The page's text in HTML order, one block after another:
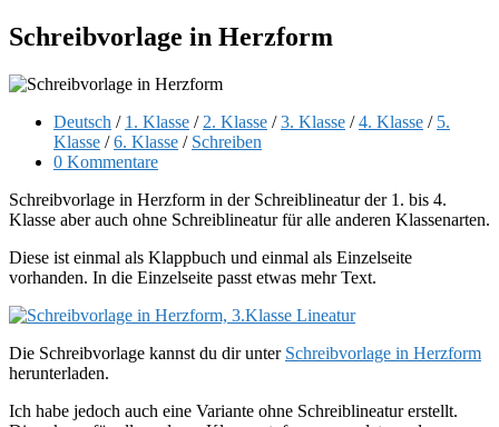
Schreibvorlage in Herzform
Beitrags-
Kategorie:
Deutsch / 1. Klasse / 2. Klasse / 3. Klasse / 4. Klasse / 5.
Klasse / 6. Klasse / Schreiben
Beitrags-
0 Kommentare
Schreibvorlage in Herzform in der Schreiblineatur der 1. bis 4.
Klasse aber auch ohne Schreiblineatur für alle anderen Klassenarten.
Diese ist einmal als Klappbuch und einmal als Einzelseite
vorhanden. In die Einzelseite passt etwas mehr Text.
Die Schreibvorlage kannst du dir unter Schreibvorlage in Herzform
herunterladen.
Ich habe jedoch auch eine Variante ohne Schreiblineatur erstellt.